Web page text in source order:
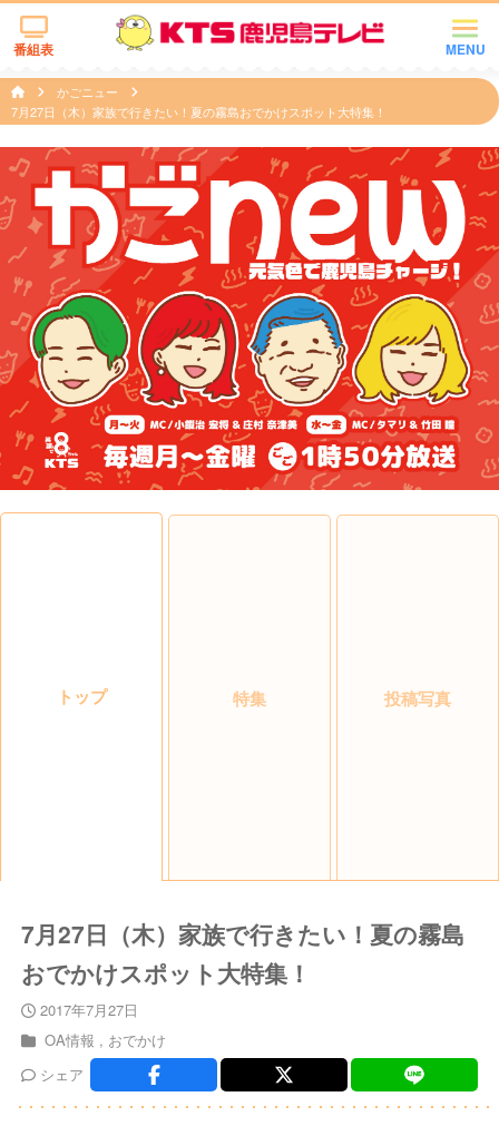
MENU
番組表
かごニュー
7月27日（木）家族で行きたい！夏の霧島おでかけスポット大特集！
トップ 特集 投稿写真
7月27日（木）家族で行きたい！夏の霧島
おでかけスポット大特集！
2017年7月27日
OA情報
おでかけ
シェア